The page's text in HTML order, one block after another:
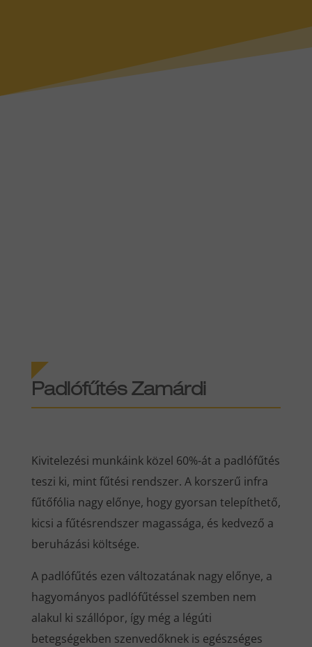
Padlófűtés Zamárdi
Kivitelezési munkáink közel 60%-át a padlófűtés
teszi ki, mint fűtési rendszer. A korszerű infra
fűtőfólia nagy előnye, hogy gyorsan telepíthető,
kicsi a fűtésrendszer magassága, és kedvező a
beruházási költsége.
A padlófűtés ezen változatának nagy előnye, a
hagyományos padlófűtéssel szemben nem
alakul ki szállópor, így még a légúti
betegségekben szenvedőknek is egészséges